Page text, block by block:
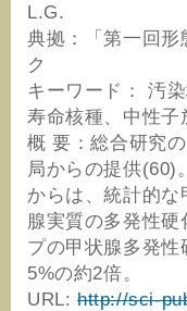
L.G.
典拠：「第一回
ク
キーワード： 汚
寿命核種、中性子
概 要：総合研究
局からの提供(60)
からは、統計的
腺実質の多発性
プの甲状腺多発
5%の約2倍。
URL: http://sci-